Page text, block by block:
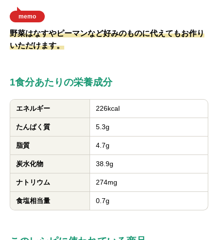
memo
野菜はなすやピーマンなど好みのものに代えてもお作り
いただけます。
1食分あたりの栄養成分
エネルギー 226kcal
たんぱく質 5.3g
脂質 4.7g
炭水化物 38.9g
ナトリウム 274mg
食塩相当量 0.7g